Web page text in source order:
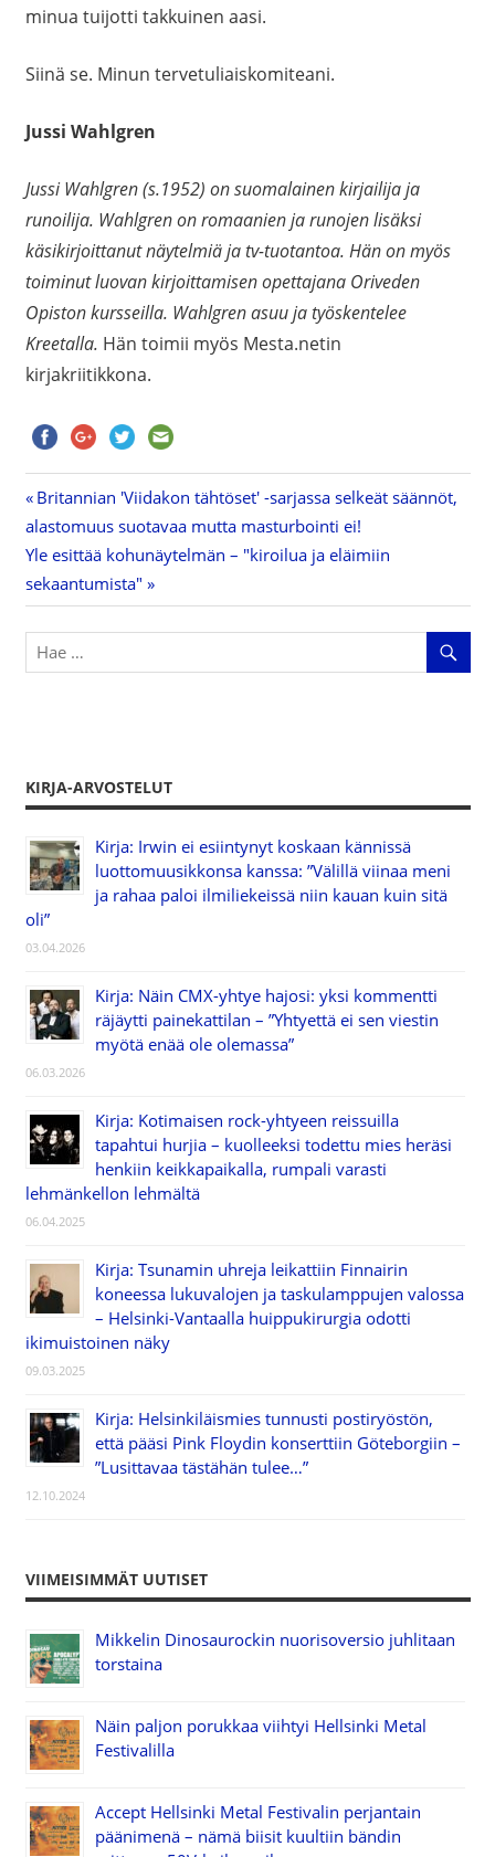
minua tuijotti takkuinen aasi.
Siinä se. Minun tervetuliaiskomiteani.
Jussi Wahlgren
Jussi Wahlgren (s.1952) on suomalainen kirjailija ja
runoilija. Wahlgren on romaanien ja runojen lisäksi
käsikirjoittanut näytelmiä ja tv-tuotantoa. Hän on myös
toiminut luovan kirjoittamisen opettajana Oriveden
Opiston kursseilla. Wahlgren asuu ja työskentelee
Kreetalla. Hän toimii myös Mesta.netin
kirjakriitikkona.
Artikkelien
selaus
Previous
Post:
Britannian 'Viidakon tähtöset' -sarjassa selkeät säännöt,
alastomuus suotavaa mutta masturbointi ei!
Next
Post:
Yle esittää kohunäytelmän – "kiroilua ja eläimiin
sekaantumista"
KIRJA-ARVOSTELUT
Kirja: Irwin ei esiintynyt koskaan kännissä
luottomuusikkonsa kanssa: ”Välillä viinaa meni
ja rahaa paloi ilmiliekeissä niin kauan kuin sitä
oli”
03.04.2026
Kirja: Näin CMX-yhtye hajosi: yksi kommentti
räjäytti painekattilan – ”Yhtyettä ei sen viestin
myötä enää ole olemassa”
06.03.2026
Kirja: Kotimaisen rock-yhtyeen reissuilla
tapahtui hurjia – kuolleeksi todettu mies heräsi
henkiin keikkapaikalla, rumpali varasti
lehmänkellon lehmältä
06.04.2025
Kirja: Tsunamin uhreja leikattiin Finnairin
koneessa lukuvalojen ja taskulamppujen valossa
– Helsinki-Vantaalla huippukirurgia odotti
ikimuistoinen näky
09.03.2025
Kirja: Helsinkiläismies tunnusti postiryöstön,
että pääsi Pink Floydin konserttiin Göteborgiin –
”Lusittavaa tästähän tulee…”
12.10.2024
VIIMEISIMMÄT UUTISET
Mikkelin Dinosaurockin nuorisoversio juhlitaan
torstaina
Näin paljon porukkaa viihtyi Hellsinki Metal
Festivalilla
Accept Hellsinki Metal Festivalin perjantain
päänimenä – nämä biisit kuultiin bändin